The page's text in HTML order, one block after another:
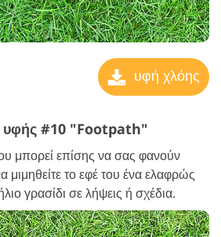
υφή χλόης
υφής #10 "Footpath"
μπορεί επίσης να σας φανούν
μιμηθείτε το εφέ του ένα ελαφρώς
γρασίδι σε λήψεις ή σχέδια.